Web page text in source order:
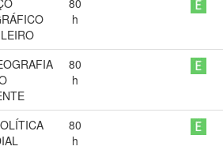
80
h
80
h
80
h